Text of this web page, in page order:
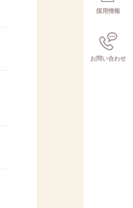
採用情報
お問い合わせ